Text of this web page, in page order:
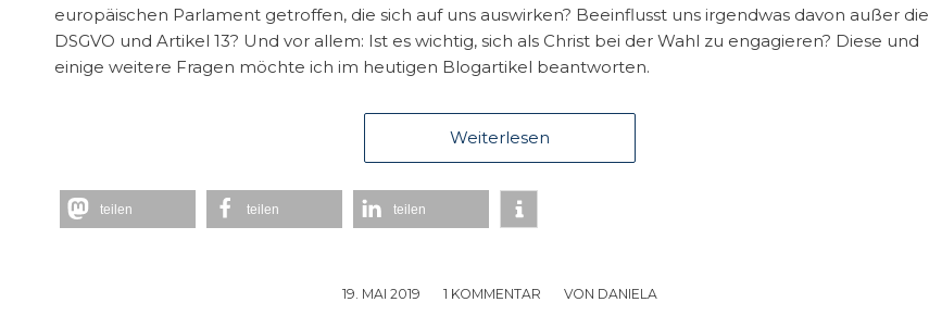
europäischen Parlament getroffen, die sich auf uns auswirken? Beeinflusst uns irgendwas davon außer die
DSGVO und Artikel 13? Und vor allem: Ist es wichtig, sich als Christ bei der Wahl zu engagieren? Diese und
einige weitere Fragen möchte ich im heutigen Blogartikel beantworten.
Weiterlesen
teilen teilen teilen
19. MAI 2019
/ 1 KOMMENTAR
/ VON DANIELA